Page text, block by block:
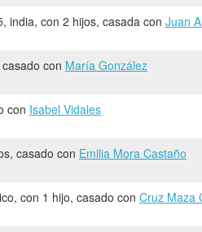
india, con 2 hijos, casada con Juan
con María González
con Isabel Vidales
casado con Emilia Mora Castaño
con 1 hijo, casado con Cruz Maza